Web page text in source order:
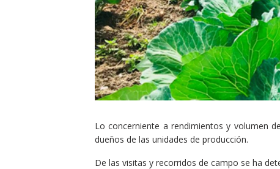
Lo concerniente a rendimientos y volumen
dueños de las unidades de producción.
De las visitas y recorridos de campo se ha